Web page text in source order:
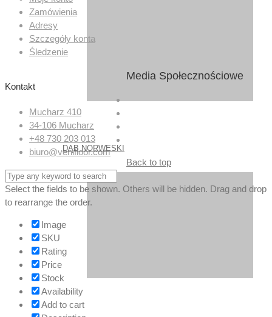
DĄB NORWESKI
Zamówienia
Adresy
Szczegóły konta
Śledzenie
Kontakt
Mucharz 410
34-106 Mucharz
+48 730 203 013
biuro@venifloor.com
Media Społecznościowe
Back to top
Select the fields to be shown. Others will be hidden. Drag and drop
to rearrange the order.
Image
SKU
Rating
Price
Stock
Availability
Add to cart